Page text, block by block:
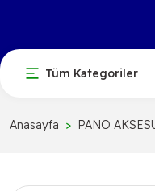
Tüm Kategoriler
Anasayfa PANO